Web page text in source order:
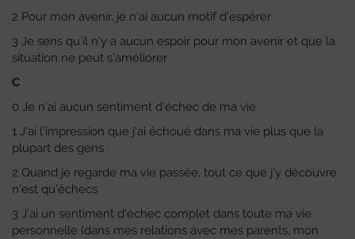
2 Pour mon avenir, je n’ai aucun motif d’espérer
3 Je sens qu’il n’y a aucun espoir pour mon avenir et que la
situation ne peut s’améliorer
C
0 Je n’ai aucun sentiment d’échec de ma vie
1 J’ai l’impression que j’ai échoué dans ma vie plus que la
plupart des gens
2 Quand je regarde ma vie passée, tout ce que j’y découvre
n’est qu’échecs
3 J’ai un sentiment d’échec complet dans toute ma vie
personnelle (dans mes relations avec mes parents, mon